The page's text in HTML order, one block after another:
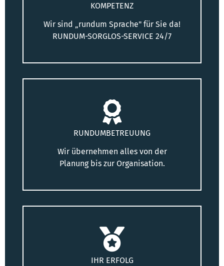
KOMPETENZ
Wir sind „rundum Sprache" für Sie da!
RUNDUM-SORGLOS-SERVICE 24/7
RUNDUMBETREUUNG
Wir übernehmen alles von der
Planung bis zur Organisation.
IHR ERFOLG